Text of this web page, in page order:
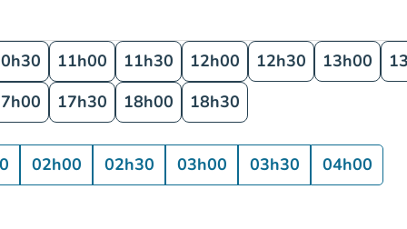
11h00 11h30 12h00 12h30 13h00
17h30 18h00 18h30
02h00 02h30 03h00 03h30 04h00